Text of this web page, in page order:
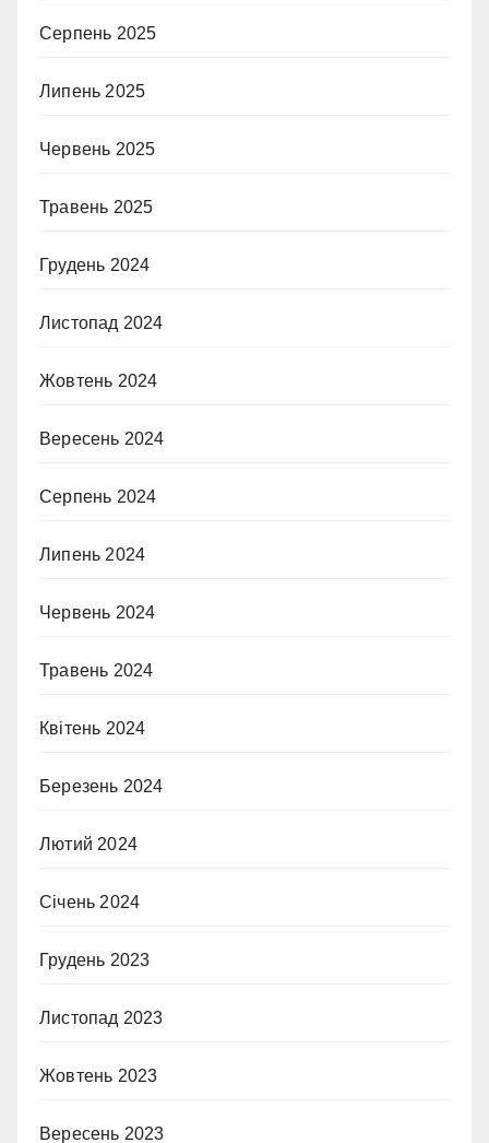
Серпень 2025
Липень 2025
Червень 2025
Травень 2025
Грудень 2024
Листопад 2024
Жовтень 2024
Вересень 2024
Серпень 2024
Липень 2024
Червень 2024
Травень 2024
Квітень 2024
Березень 2024
Лютий 2024
Січень 2024
Грудень 2023
Листопад 2023
Жовтень 2023
Вересень 2023